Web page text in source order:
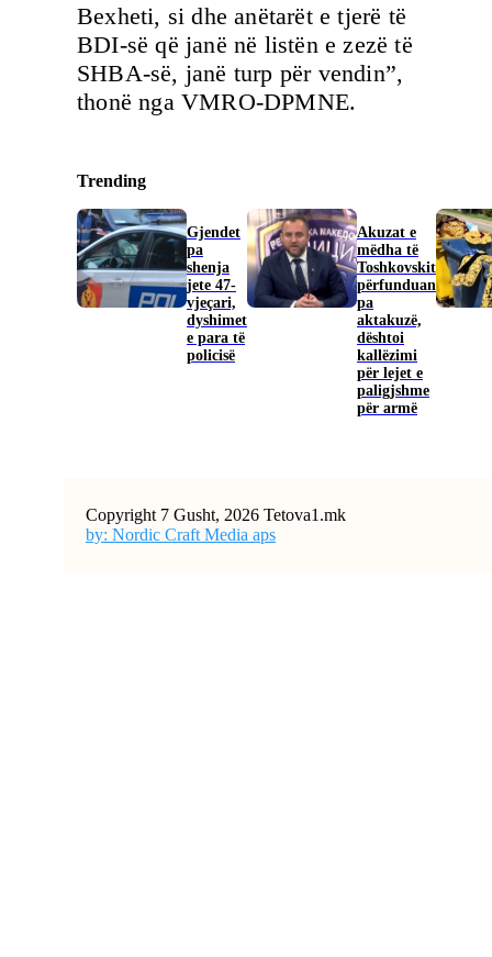
Bexheti, si dhe anëtarët e tjerë të
BDI-së që janë në listën e zezë të
SHBA-së, janë turp për vendin”,
thonë nga VMRO-DPMNE.
Trending
Gjendet
pa
shenja
jete 47-
vjeçari,
dyshimet
e para të
policisë
Akuzat e
mëdha të
Toshkovskit
përfunduan
pa
aktakuzë,
dështoi
kallëzimi
për lejet e
paligjshme
për armë
Copyright 7 Gusht, 2026 Tetova1.mk
by: Nordic Craft Media aps